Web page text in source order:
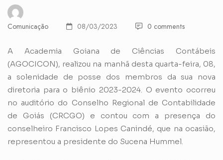
Comunicação 08/03/2023 0 comments
A Academia Goiana de Ciências Contábeis
(AGOCICON), realizou na manhã desta quarta-feira, 08,
a solenidade de posse dos membros da sua nova
diretoria para o biênio 2023-2024. O evento ocorreu
no auditório do Conselho Regional de Contabilidade
de Goiás (CRCGO) e contou com a presença do
conselheiro Francisco Lopes Canindé, que na ocasião,
representou a presidente do Sucena Hummel.